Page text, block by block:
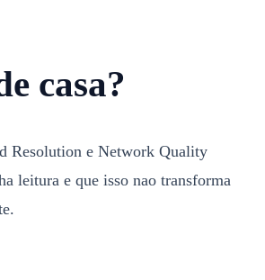
casa?
Resolution e Network Quality
leitura e que isso nao transforma